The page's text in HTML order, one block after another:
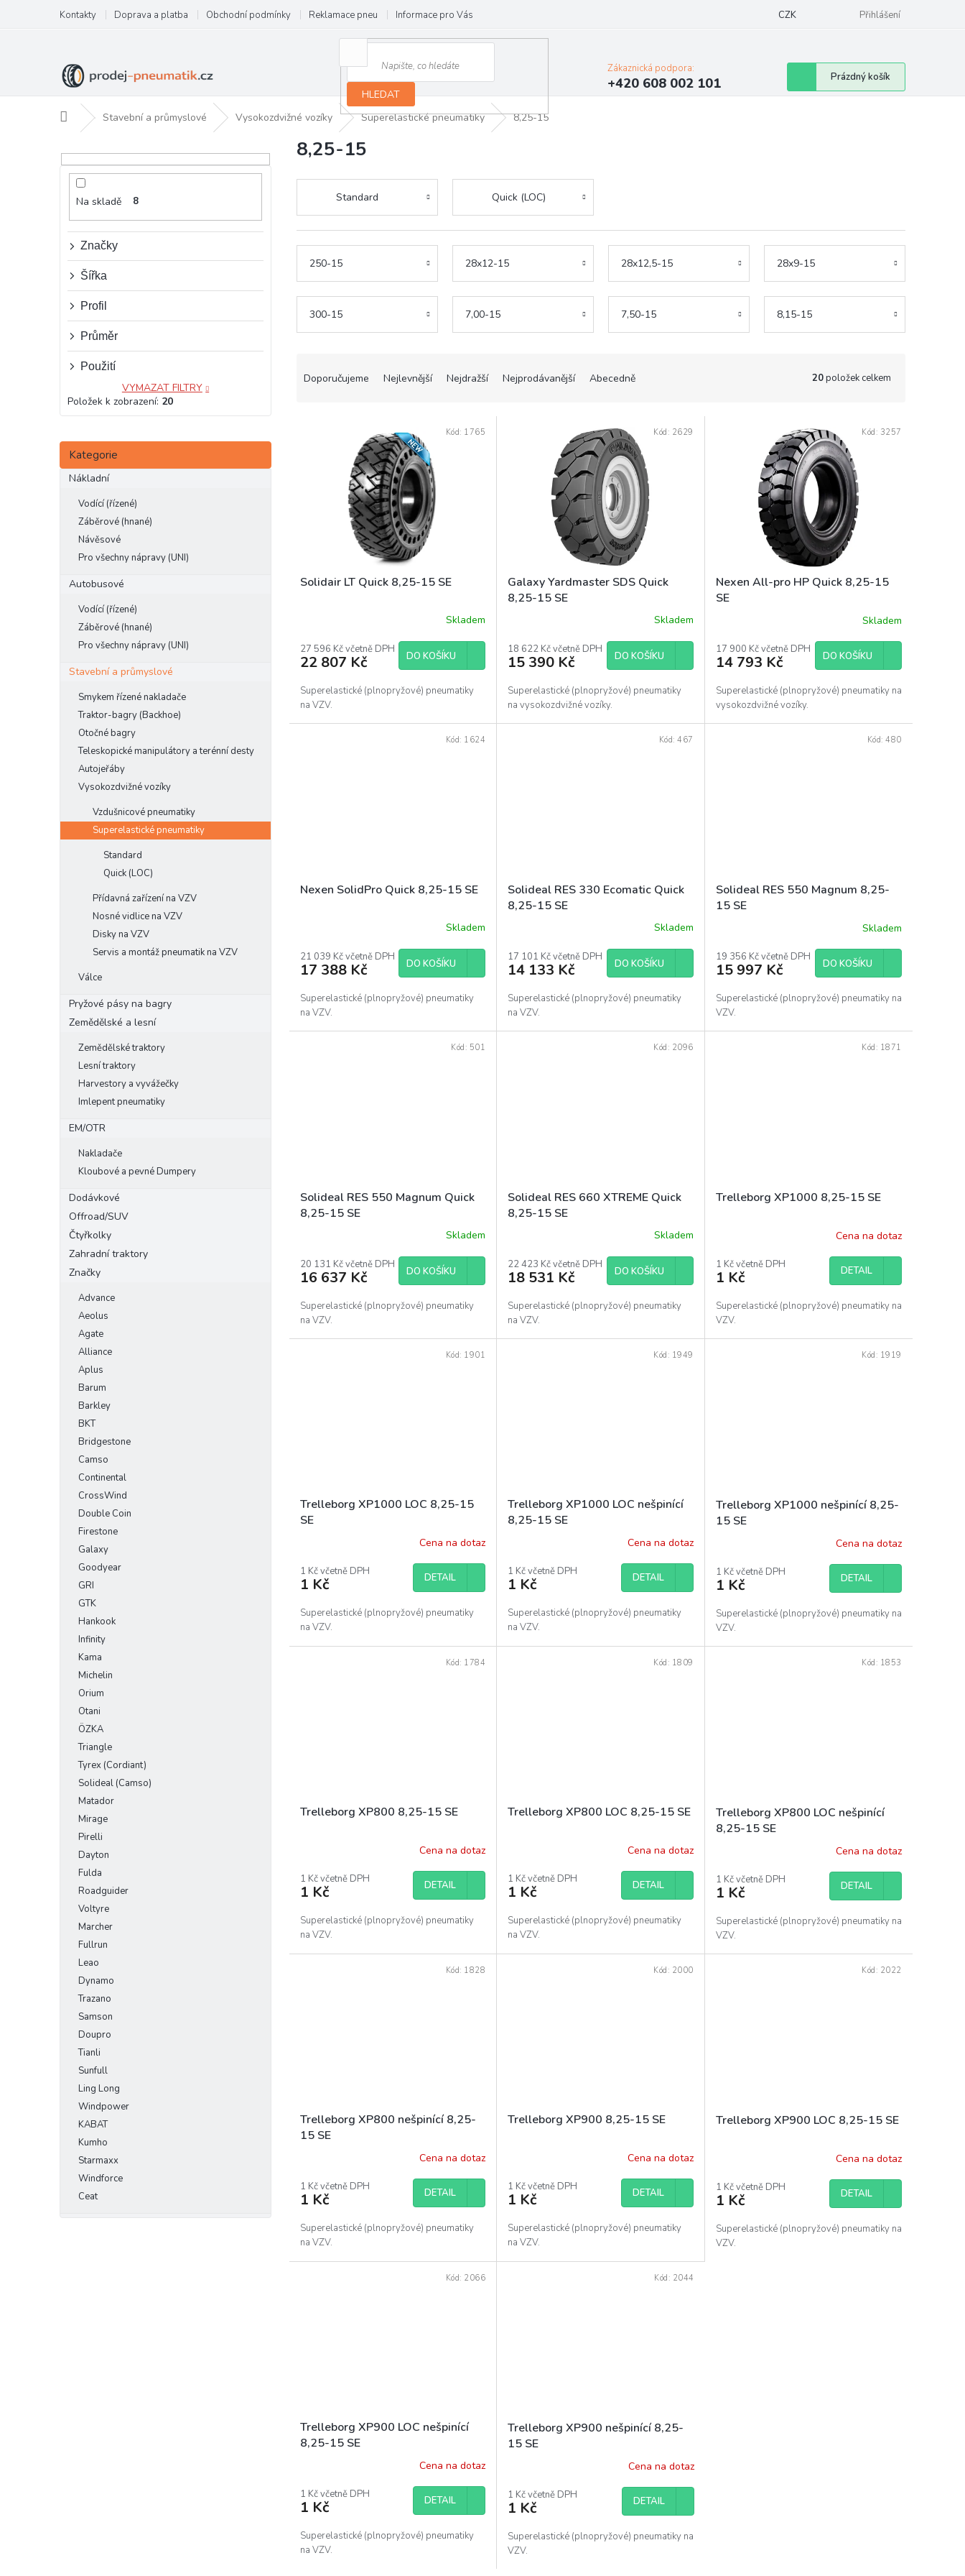
obsah
Kontakty Doprava a platba Obchodní podmínky Reklamace pneu Informace pro Vás Mapa serveru Moje objednávka
CZK Přihlášení
HLEDAT
Zákaznická podpora:
+420 608 002 101
Nákupní
košík
Prázdný košík
Domů Stavební a průmyslové Vysokozdvižné vozíky Superelastické pneumatiky 8,25-15
o
Na skladě 8
Značky
Šířka
Profil
Průměr
Použití
VYMAZAT FILTRY
Položek k zobrazení: 20
Přeskočit
kategorie
Kategorie
Nákladní
Vodící (řízené)
Záběrové (hnané)
Návěsové
Pro všechny nápravy (UNI)
Autobusové
Vodící (řízené)
Záběrové (hnané)
Pro všechny nápravy (UNI)
Stavební a průmyslové
Smykem řízené nakladače
Traktor-bagry (Backhoe)
Otočné bagry
Teleskopické manipulátory a terénní desty
Autojeřáby
Vysokozdvižné vozíky
Vzdušnicové pneumatiky
Superelastické pneumatiky
Standard
Quick (LOC)
Přídavná zařízení na VZV
Nosné vidlice na VZV
Disky na VZV
Servis a montáž pneumatik na VZV
Válce
Pryžové pásy na bagry
Zemědělské a lesní
Zemědělské traktory
Lesní traktory
Harvestory a vyvážečky
Imlepent pneumatiky
EM/OTR
Nakladače
Kloubové a pevné Dumpery
Dodávkové
Offroad/SUV
Čtyřkolky
Zahradní traktory
Značky
Advance
Aeolus
Agate
Alliance
Aplus
Barum
Barkley
BKT
Bridgestone
Camso
Continental
CrossWind
Double Coin
Firestone
Galaxy
Goodyear
GRI
GTK
Hankook
Infinity
Kama
Michelin
Orium
Otani
ÖZKA
Triangle
Tyrex (Cordiant)
Solideal (Camso)
Matador
Mirage
Pirelli
Dayton
Fulda
Roadguider
Voltyre
Marcher
Fullrun
Leao
Dynamo
Trazano
Samson
Doupro
Tianli
Sunfull
Ling Long
Windpower
KABAT
Kumho
Starmaxx
Windforce
Ceat
8,25-15
Standard Quick (LOC)
250-15 28x12-15 28x12,5-15 28x9-15
300-15 7,00-15 7,50-15 8,15-15
Doporučujeme Nejlevnější Nejdražší Nejprodávanější Abecedně 20položek celkem
kSolidair LT Quick 8,25-15 SE
Skladem
27 596 Kč včetně DPH
22 807 Kč DO KOŠÍKU
Superelastické (plnopryžové) pneumatiky
na VZV.
Kód: 1765
Galaxy Yardmaster SDS Quick
8,25-15 SE
Skladem
18 622 Kč včetně DPH
15 390 Kč DO KOŠÍKU
Superelastické (plnopryžové) pneumatiky
na vysokozdvižné vozíky.
Kód: 2629
Nexen All-pro HP Quick 8,25-15
SE
Skladem
17 900 Kč včetně DPH
14 793 Kč DO KOŠÍKU
Superelastické (plnopryžové) pneumatiky na
vysokozdvižné vozíky.
Kód: 3257
Nexen SolidPro Quick 8,25-15 SE
Skladem
21 039 Kč včetně DPH
17 388 Kč DO KOŠÍKU
Superelastické (plnopryžové) pneumatiky
na VZV.
Kód: 1624
Solideal RES 330 Ecomatic Quick
8,25-15 SE
Skladem
17 101 Kč včetně DPH
14 133 Kč DO KOŠÍKU
Superelastické (plnopryžové) pneumatiky
na VZV.
Kód:467
Solideal RES 550 Magnum 8,25-
15 SE
Skladem
19 356 Kč včetně DPH
15 997 Kč DO KOŠÍKU
Superelastické (plnopryžové) pneumatiky na
VZV.
Kód:480
Solideal RES 550 Magnum Quick
8,25-15 SE
Skladem
20 131 Kč včetně DPH
16 637 Kč DO KOŠÍKU
Superelastické (plnopryžové) pneumatiky
na VZV.
Kód: 501
Solideal RES 660 XTREME Quick
8,25-15 SE
Skladem
22 423 Kč včetně DPH
18 531 Kč DO KOŠÍKU
Superelastické (plnopryžové) pneumatiky
na VZV.
Kód: 2096
Trelleborg XP1000 8,25-15 SE
Cena na dotaz
1 Kč včetně DPH
1 Kč DETAIL
Superelastické (plnopryžové) pneumatiky na
VZV.
Kód: 1871
Trelleborg XP1000 LOC 8,25-15
SE
Cena na dotaz
1 Kč včetně DPH
1 Kč DETAIL
Superelastické (plnopryžové) pneumatiky
na VZV.
Kód: 1901
Trelleborg XP1000 LOC nešpinící
8,25-15 SE
Cena na dotaz
1 Kč včetně DPH
1 Kč DETAIL
Superelastické (plnopryžové) pneumatiky
na VZV.
Kód: 1949
Trelleborg XP1000 nešpinící 8,25-
15 SE
Cena na dotaz
1 Kč včetně DPH
1 Kč DETAIL
Superelastické (plnopryžové) pneumatiky na
VZV.
Kód: 1919
Trelleborg XP800 8,25-15 SE
Cena na dotaz
1 Kč včetně DPH
1 Kč DETAIL
Superelastické (plnopryžové) pneumatiky
na VZV.
Kód: 1784
Trelleborg XP800 LOC 8,25-15 SE
Cena na dotaz
1 Kč včetně DPH
1 Kč DETAIL
Superelastické (plnopryžové) pneumatiky
na VZV.
Kód: 1809
Trelleborg XP800 LOC nešpinící
8,25-15 SE
Cena na dotaz
1 Kč včetně DPH
1 Kč DETAIL
Superelastické (plnopryžové) pneumatiky na
VZV.
Kód: 1853
Trelleborg XP800 nešpinící 8,25-
15 SE
Cena na dotaz
1 Kč včetně DPH
1 Kč DETAIL
Superelastické (plnopryžové) pneumatiky
na VZV.
Kód: 1828
Trelleborg XP900 8,25-15 SE
Cena na dotaz
1 Kč včetně DPH
1 Kč DETAIL
Superelastické (plnopryžové) pneumatiky
na VZV.
Kód: 2000
Trelleborg XP900 LOC 8,25-15 SE
Cena na dotaz
1 Kč včetně DPH
1 Kč DETAIL
Superelastické (plnopryžové) pneumatiky na
VZV.
Kód: 2022
Trelleborg XP900 LOC nešpinící
8,25-15 SE
Cena na dotaz
1 Kč včetně DPH
1 Kč DETAIL
Superelastické (plnopryžové) pneumatiky
na VZV.
Kód: 2066
Trelleborg XP900 nešpinící 8,25-
15 SE
Cena na dotaz
1 Kč včetně DPH
1 Kč DETAIL
Superelastické (plnopryžové) pneumatiky na
VZV.
Kód: 2044